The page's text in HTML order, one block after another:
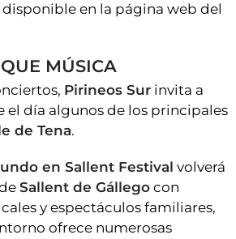
en la página web del
MÚSICA
Pirineos Sur invita a
el día algunos de los principales
de Tena.
en Sallent Festival volverá
Sallent de Gállego con
y espectáculos familiares,
ofrece numerosas